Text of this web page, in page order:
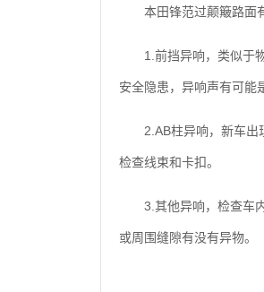
本田锋范过颠簸路面
1.前挡异响，类似于
安全隐患，异响声有可能
2.AB柱异响，新车出
检查线束和卡扣。
3.其他异响，检查车
或周围缝隙有没有异物。